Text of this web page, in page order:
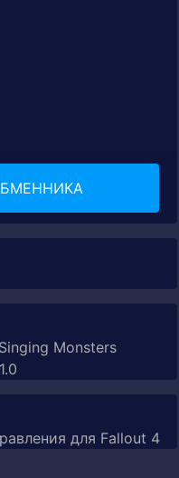
Monsters
для Fallout 4